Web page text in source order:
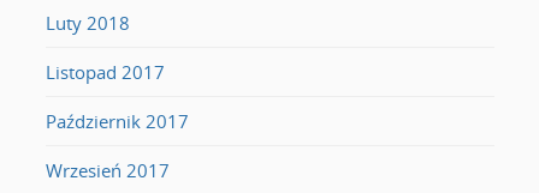
Luty 2018
Listopad 2017
Październik 2017
Wrzesień 2017